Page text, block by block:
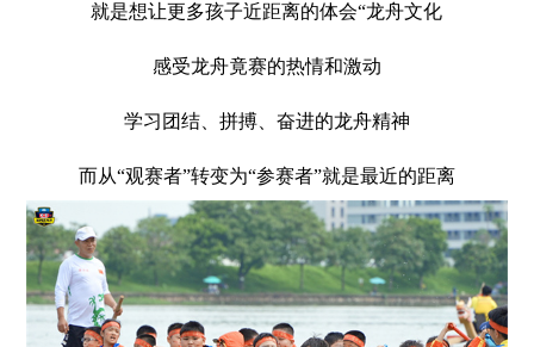
就是想让更多孩子近距离的体会“龙舟文化
感受龙舟竟赛的热情和激动
学习团结、拼搏、奋进的龙舟精神
而从“观赛者”转变为“参赛者”就是最近的距离